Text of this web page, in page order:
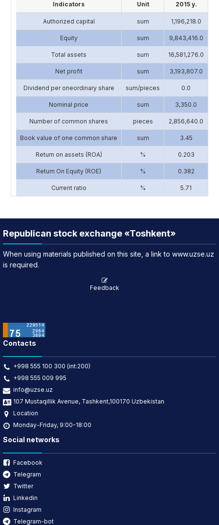
Indicators Unit 2015 y.
Authorized capital sum 1,196,218.0
Equity sum 9,843,416.0
Total assets sum 16,581,276.0
Net profit sum 3,193,807.0
Dividend per oneordinary share sum/pieces 0.0
Nominal price sum 3,350.0
Number of common shares pieces 2,856,640.0
Book value of one common share sum 3.45
Return on assets (ROA) % 0.203
Return On Equity (ROE) % 0.382
Current ratio % 5.71
Republican stock exchange «Toshkent»
When using materials published on this site, a link to www.uzse.uz
is required.
Feedback
Contacts
+998 555 100 300 (int:200)
+998 555 009 995
info@uzse.uz
107 Mustaqillik Avenue, Tashkent,100170 Uzbekistan
Location
Monday-Friday, 9:00-18:00
Social networks
Facebook
Telegram
Twitter
Linkedin
Instagram
Telegram-bot